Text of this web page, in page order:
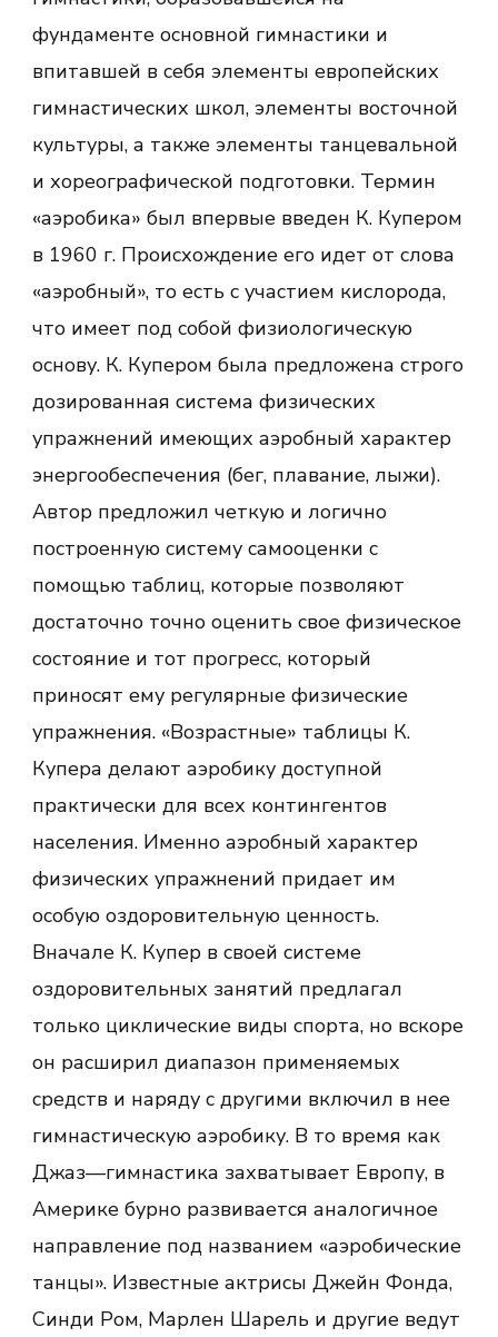
фундаменте основной гимнастики и
впитавшей в себя элементы европейских
гимнастических школ, элементы восточной
культуры, а также элементы танцевальной
и хореографической подготовки. Термин
«аэробика» был впервые введен К. Купером
в 1960 г. Происхождение его идет от слова
«аэробный», то есть с участием кислорода,
что имеет под собой физиологическую
основу. К. Купером была предложена строго
дозированная система физических
упражнений имеющих аэробный характер
энергообеспечения (бег, плавание, лыжи).
Автор предложил четкую и логично
построенную систему самооценки с
помощью таблиц, которые позволяют
достаточно точно оценить свое физическое
состояние и тот прогресс, который
приносят ему регулярные физические
упражнения. «Возрастные» таблицы К.
Купера делают аэробику доступной
практически для всех контингентов
населения. Именно аэробный характер
физических упражнений придает им
особую оздоровительную ценность.
Вначале К. Купер в своей системе
оздоровительных занятий предлагал
только циклические виды спорта, но вскоре
он расширил диапазон применяемых
средств и наряду с другими включил в нее
гимнастическую аэробику. В то время как
Джаз—гимнастика захватывает Европу, в
Америке бурно развивается аналогичное
направление под названием «аэробические
танцы». Известные актрисы Джейн Фонда,
Синди Ром, Марлен Шарель и другие ведут